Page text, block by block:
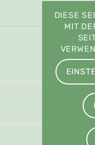
DIESE
MIT